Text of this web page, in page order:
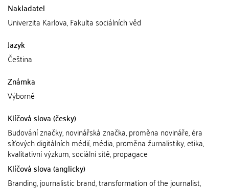
Nakladatel
Univerzita Karlova, Fakulta sociálních věd
Jazyk
Čeština
Známka
Výborně
Klíčová slova (česky)
Budování značky, novinářská značka, proměna novináře, éra
síťových digitálních médií, média, proměna žurnalistiky, etika,
kvalitativní výzkum, sociální sítě, propagace
Klíčová slova (anglicky)
Branding, journalistic brand, transformation of the journalist,